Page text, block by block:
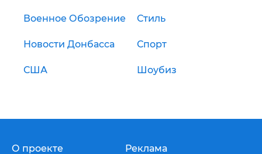
Военное Обозрение Стиль
Новости Донбасса Спорт
США Шоубиз
О проекте Реклама